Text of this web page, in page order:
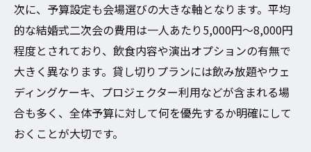
結婚式二次会貸し切りで失敗しない会場チ
ェックリスト
結婚式二次会貸し切りで幹事も安心な選び
方
二次会貸し切りならアクセス重視が安心
結婚式二次会貸し切りではアクセスの良さ
次に、予算設定も会場選びの大きな軸となります。平均
的な結婚式二次会の費用は一人あたり5,000円〜8,000円
程度とされており、飲食内容や演出オプションの有無で
大きく異なります。貸し切りプランには飲み放題やウェ
ディングケーキ、プロジェクター利用などが含まれる場
合も多く、全体予算に対して何を優先するか明確にして
おくことが大切です。